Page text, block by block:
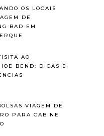
OS LOCAIS
DE
BAD EM
AO
BEND: DICAS E
VIAGEM DE
PARA CABINE